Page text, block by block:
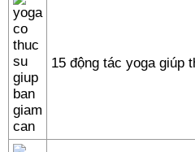
15 động tác yoga giúp